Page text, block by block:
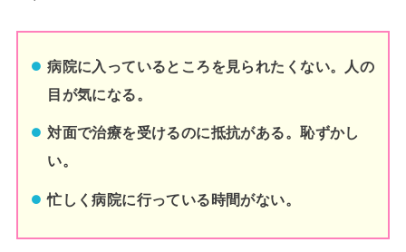
病院に入っているところを見られたくない。人の
目が気になる。
対面で治療を受けるのに抵抗がある。恥ずかし
い。
忙しく病院に行っている時間がない。